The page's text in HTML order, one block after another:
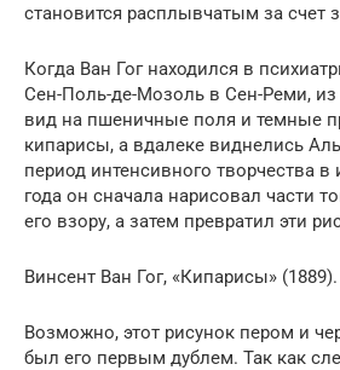
становится расплывчатым за счет
Когда Ван Гог находился в
Сен-Поль-де-Мозоль в Сен-Реми, из
вид на пшеничные поля и темные
кипарисы, а вдалеке виднелись
период интенсивного творчества
года он сначала нарисовал части
его взору, а затем превратил эти
Винсент Ван Гог, «Кипарисы» (1889).
Возможно, этот рисунок пером и
был его первым дублем. Так как